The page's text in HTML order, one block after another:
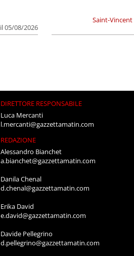
il 05/08/2026
Saint-Vincent
DIRETTORE RESPONSABILE
Luca Mercanti
l.mercanti@gazzettamatin.com
REDAZIONE
Alessandro Bianchet
a.bianchet@gazzettamatin.com
Danila Chenal
d.chenal@gazzettamatin.com
Erika David
e.david@gazzettamatin.com
Davide Pellegrino
d.pellegrino@gazzettamatin.com